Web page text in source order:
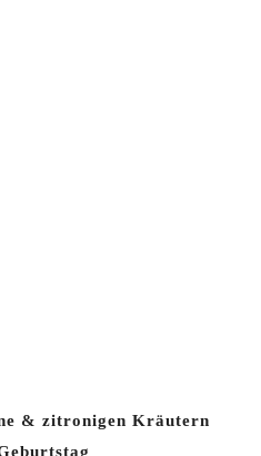
& zitronigen Kräutern